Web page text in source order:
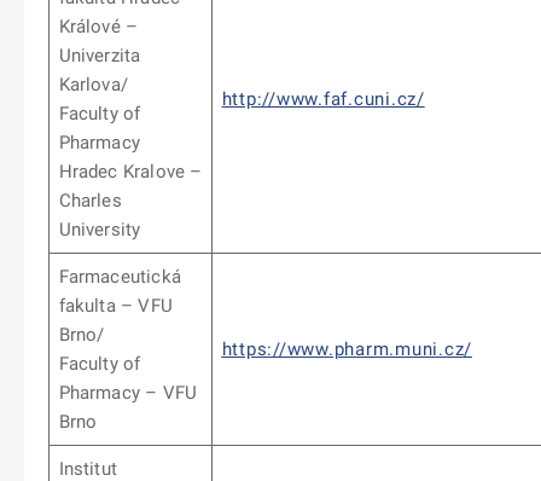
Králové –
Univerzita
Karlova/
Faculty of
Pharmacy
Hradec Kralove –
Charles
University
http://www.faf.cuni.cz/
Farmaceutická
fakulta – VFU
Brno/
Faculty of
Pharmacy – VFU
Brno
https://www.pharm.muni.cz/
Institut